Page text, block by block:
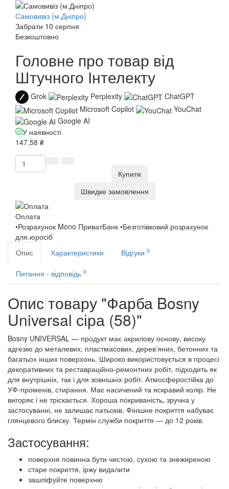
Самовивіз (м.Дніпро)
Забрати 10 серпня
Безкоштовно
Головне про товар від
Штучного Інтелекту
Grok Perplexity
ChatGPT
Microsoft Copilot
YouChat
Google AI
У наявності
147.58 ₴
Купити
Швидке замовлення
Оплата
•Розрахунок Mono ПриватБанк •Безготівковий розрахунок
для.юросіб
Опис
Характеристики Відгуки 0
Питання - відповідь 0
Опис товару "Фарба Bosny
Universal сіра (58)"
Bosny UNIVERSAL — продукт має акрилову основу, високу
адгезію до металевих, пластмасових, дерев’яних, бетонних та
багатьох інших поверхонь. Широко використовується в процесі
декоративних та реставраційно-ремонтних робіт, підходить як
для внутрішніх, так і для зовнішніх робіт. Атмосферостійка до
УФ-променів, стирання. Має насичений та яскравий колір. Не
вигоряє і не тріскається. Хороша покриваність, зручна у
застосуванні, не залишає патьоків. Фінішне покриття набуває
глянцевого блиску. Термін служби покриття — до 12 років.
Застосування:
поверхня повинна бути чистою, сухою та знежиреною
старе покриття, іржу видалити
зашліфуйте поверхню